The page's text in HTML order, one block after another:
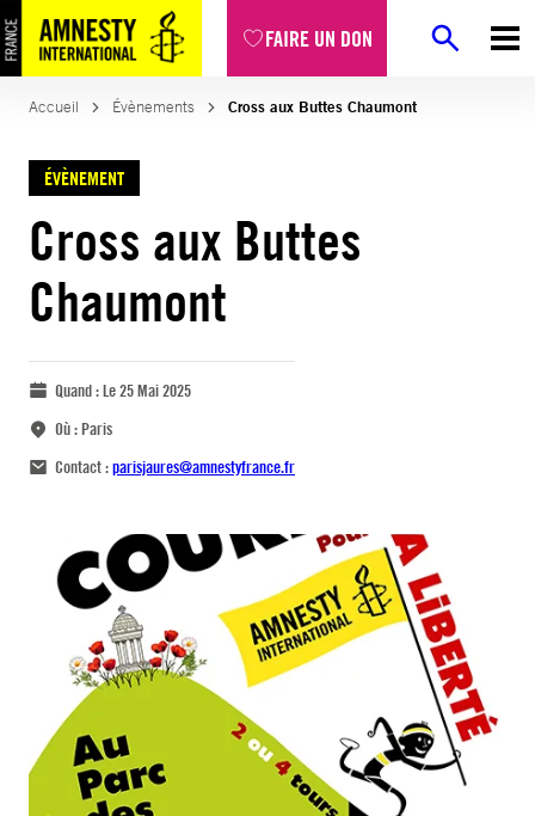
FAIRE UN DON
Accueil Évènements Cross aux Buttes Chaumont
ÉVÈNEMENT
Cross aux Buttes
Chaumont
Quand :Le 25 Mai 2025
Où :Paris
Contact :parisjaures@amnestyfrance.fr